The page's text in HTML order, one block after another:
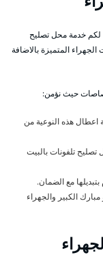
لكم خدمة محل تصليح
المتميزة بالاضافة
حيث نؤمن:
هذه النوعية من
تلفونات بالبيت
مع الضمان.
الكبير والجهراء